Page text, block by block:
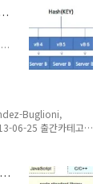
.
핑
-
Buglioni,
06-25 출간카테고리
전반에 걸쳐,
저자Martin